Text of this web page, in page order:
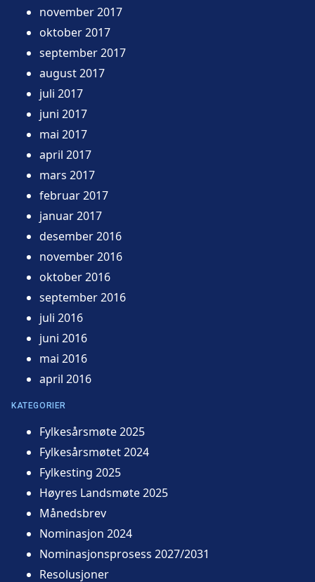
november 2017
oktober 2017
september 2017
august 2017
juli 2017
juni 2017
mai 2017
april 2017
mars 2017
februar 2017
januar 2017
desember 2016
november 2016
oktober 2016
september 2016
juli 2016
juni 2016
mai 2016
april 2016
KATEGORIER
Fylkesårsmøte 2025
Fylkesårsmøtet 2024
Fylkesting 2025
Høyres Landsmøte 2025
Månedsbrev
Nominasjon 2024
Nominasjonsprosess 2027/2031
Resolusjoner